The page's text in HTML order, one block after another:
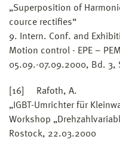
„Superposition of
cource rectifies“
9. Intern. Conf. and
Motion control - EPE –
05.09.-07.09.2000, Bd. 3,
[16] Rafoth, A.
„IGBT-Umrichter für
Workshop
Rostock, 22.03.2000